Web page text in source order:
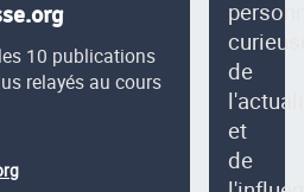
10 publications
relayés au cours
de
et
de